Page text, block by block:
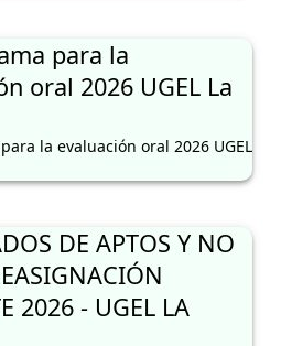
para la
oral 2026 UGEL La
la evaluación oral 2026 UGEL
DE APTOS Y NO
2026 - UGEL LA